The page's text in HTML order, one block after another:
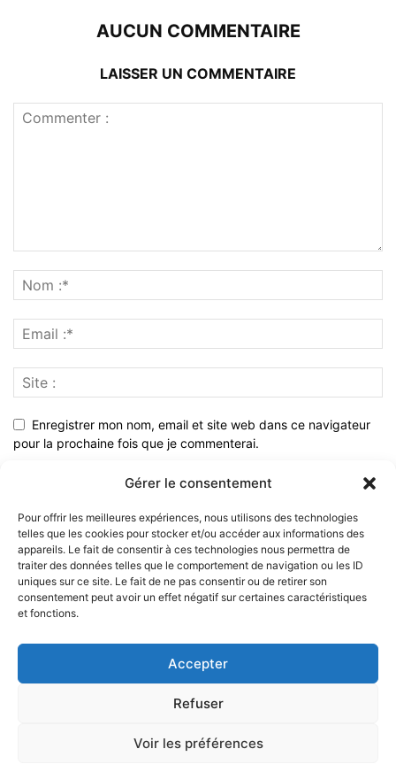
Gérer le consentement
Pour offrir les meilleures expériences, nous utilisons des technologies
telles que les cookies pour stocker et/ou accéder aux informations des
appareils. Le fait de consentir à ces technologies nous permettra de
traiter des données telles que le comportement de navigation ou les ID
uniques sur ce site. Le fait de ne pas consentir ou de retirer son
consentement peut avoir un effet négatif sur certaines caractéristiques
et fonctions.
Accepter
Refuser
Voir les préférences
AUCUN COMMENTAIRE
LAISSER UN COMMENTAIRE
Enregistrer mon nom, email et site web dans ce navigateur
pour la prochaine fois que je commenterai.
À PROPOS
SUIVEZ NOUS